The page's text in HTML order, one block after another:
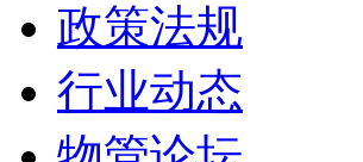
政策法规
行业动态